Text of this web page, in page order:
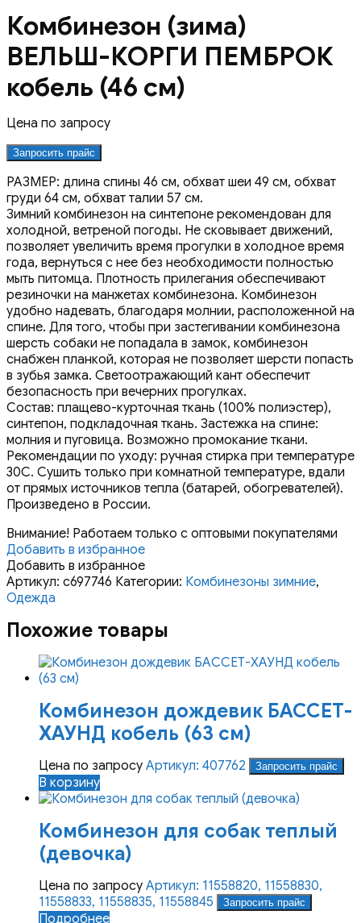
Комбинезон (зима)
ВЕЛЬШ-КОРГИ ПЕМБРОК
кобель (46 см)
Цена по запросу
Запросить прайс
РАЗМЕР: длина спины 46 см, обхват шеи 49 см, обхват
груди 64 см, обхват талии 57 см.
Зимний комбинезон на синтепоне рекомендован для
холодной, ветреной погоды. Не сковывает движений,
позволяет увеличить время прогулки в холодное время
года, вернуться с нее без необходимости полностью
мыть питомца. Плотность прилегания обеспечивают
резиночки на манжетах комбинезона. Комбинезон
удобно надевать, благодаря молнии, расположенной на
спине. Для того, чтобы при застегивании комбинезона
шерсть собаки не попадала в замок, комбинезон
снабжен планкой, которая не позволяет шерсти попасть
в зубья замка. Светоотражающий кант обеспечит
безопасность при вечерних прогулках.
Состав: плащево-курточная ткань (100% полиэстер),
синтепон, подкладочная ткань. Застежка на спине:
молния и пуговица. Возможно промокание ткани.
Рекомендации по уходу: ручная стирка при температуре
30С. Сушить только при комнатной температуре, вдали
от прямых источников тепла (батарей, обогревателей).
Произведено в России.
Внимание! Работаем только с оптовыми покупателями
Добавить в избранное
Добавить в избранное
Артикул: с697746 Категории: Комбинезоны зимние,
Одежда
Похожие товары
Комбинезон дождевик БАССЕТ-
ХАУНД кобель (63 см)
Цена по запросу Артикул: 407762 Запросить прайс
В корзину
Комбинезон для собак теплый
(девочка)
Цена по запросу Артикул: 11558820, 11558830,
11558833, 11558835, 11558845
Запросить прайс
Подробнее